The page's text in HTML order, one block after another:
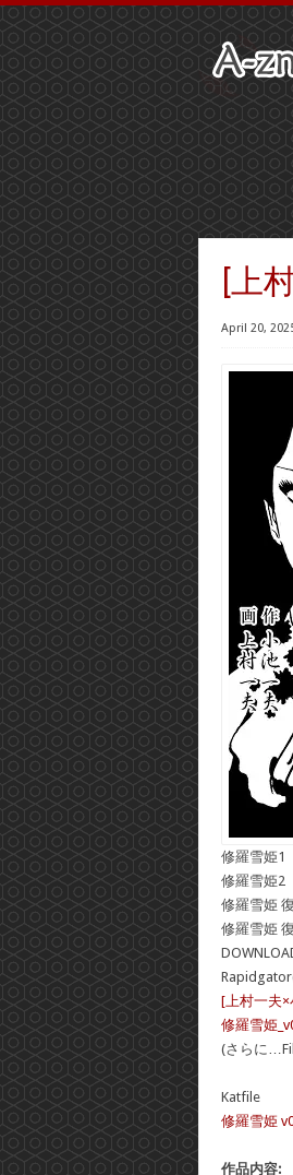
[上
April 20,
修羅雪姫1
修羅雪姫2
修羅雪姫
修羅雪姫
[上村一夫×
修羅雪姫
(さらに
Katfile
修羅雪姫
作品内容: